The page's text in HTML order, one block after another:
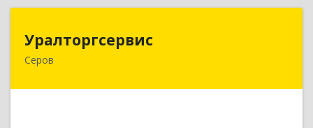
Уралторгсервис
Серов
624980, Свердловская обл, Серов г, Кирова ул,